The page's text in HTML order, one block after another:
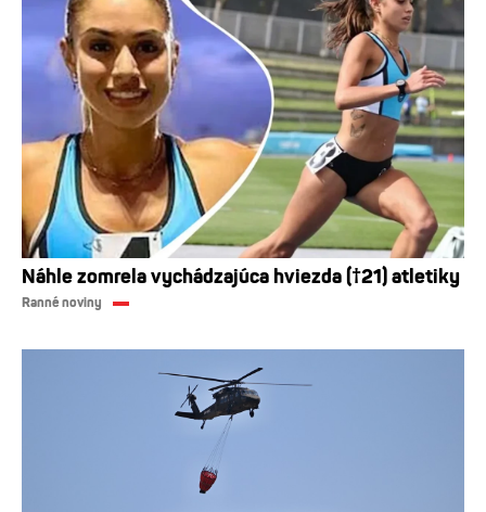
Náhle zomrela vychádzajúca hviezda (†21) atletiky
Ranné noviny